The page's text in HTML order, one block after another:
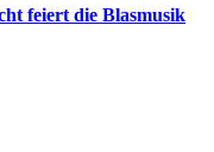
feiert die Blasmusik